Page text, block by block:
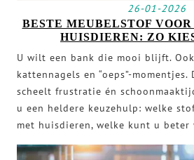
26-01-2026
BESTE MEUBELSTOF
HUISDIEREN: ZO
U wilt een bank die mooi blijft.
kattennagels en “oeps”-
scheelt frustratie én
u een heldere keuzehulp: welke
met huisdieren, welke kunt u beter